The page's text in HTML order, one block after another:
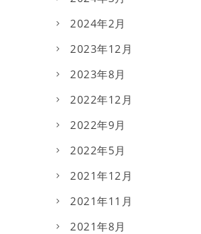
2024年2月
2023年12月
2023年8月
2022年12月
2022年9月
2022年5月
2021年12月
2021年11月
2021年8月